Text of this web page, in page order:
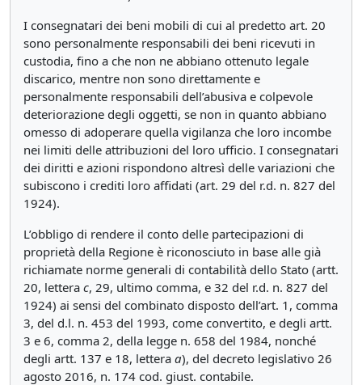
I consegnatari dei beni mobili di cui al predetto art. 20
sono personalmente responsabili dei beni ricevuti in
custodia, fino a che non ne abbiano ottenuto legale
discarico, mentre non sono direttamente e
personalmente responsabili dell’abusiva e colpevole
deteriorazione degli oggetti, se non in quanto abbiano
omesso di adoperare quella vigilanza che loro incombe
nei limiti delle attribuzioni del loro ufficio. I consegnatari
dei diritti e azioni rispondono altresì delle variazioni che
subiscono i crediti loro affidati (art. 29 del r.d. n. 827 del
1924).
L’obbligo di rendere il conto delle partecipazioni di
proprietà della Regione è riconosciuto in base alle già
richiamate norme generali di contabilità dello Stato (artt.
20, lettera c, 29, ultimo comma, e 32 del r.d. n. 827 del
1924) ai sensi del combinato disposto dell’art. 1, comma
3, del d.l. n. 453 del 1993, come convertito, e degli artt.
3 e 6, comma 2, della legge n. 658 del 1984, nonché
degli artt. 137 e 18, lettera a), del decreto legislativo 26
agosto 2016, n. 174 cod. giust. contabile.